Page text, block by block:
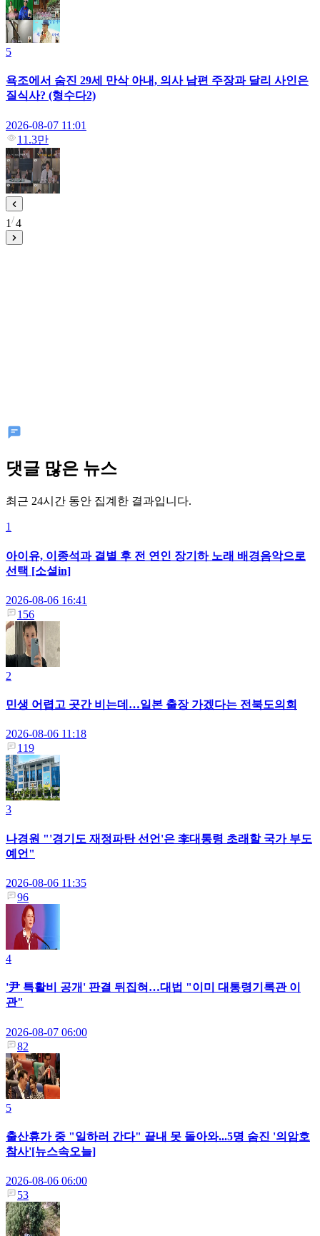
5
욕조에서 숨진 29세 만삭 아내, 의사 남편 주장과 달리 사인은
질식사? (형수다2)
2026-08-07 11:01
11.3만
1 4
댓글 많은 뉴스
최근 24시간 동안 집계한 결과입니다.
1
아이유, 이종석과 결별 후 전 연인 장기하 노래 배경음악으로
선택 [소셜in]
2026-08-06 16:41
156
2
민생 어렵고 곳간 비는데…일본 출장 가겠다는 전북도의회
2026-08-06 11:18
119
3
나경원 "'경기도 재정파탄 선언'은 李대통령 초래할 국가 부도
예언"
2026-08-06 11:35
96
4
'尹 특활비 공개' 판결 뒤집혀…대법 "이미 대통령기록관 이
관"
2026-08-07 06:00
82
5
출산휴가 중 "일하러 간다" 끝내 못 돌아와...5명 숨진 '의암호
참사'[뉴스속오늘]
2026-08-06 06:00
53